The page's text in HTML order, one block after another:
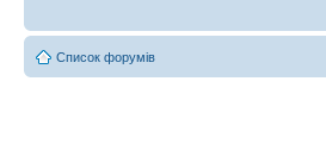
Список форумів